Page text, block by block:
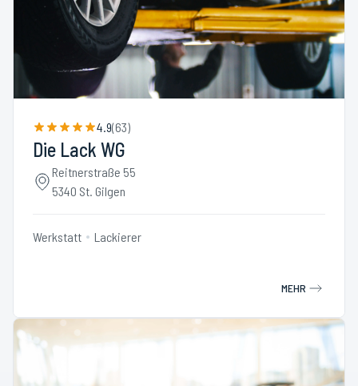
4.9(63)
Die Lack WG
Reitnerstraße 55
5340 St. Gilgen
Werkstatt Lackierer
MEHR